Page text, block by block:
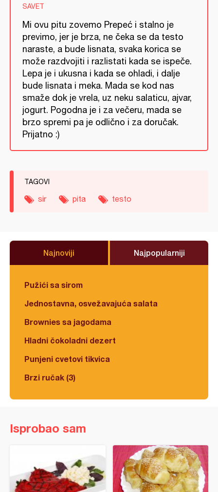
SAVET
Mi ovu pitu zovemo Prepeć i stalno je
previmo, jer je brza, ne čeka se da testo
naraste, a bude lisnata, svaka korica se
može razdvojiti i razlistati kada se ispeče.
Lepa je i ukusna i kada se ohladi, i dalje
bude lisnata i meka. Mada se kod nas
smaže dok je vrela, uz neku salaticu, ajvar,
jogurt. Pogodna je i za večeru, mada se
brzo spremi pa je odlično i za doručak.
Prijatno :)
TAGOVI
sir pita testo
Najnoviji Najpopularniji
Pužići sa sirom
Jednostavna, osvežavajuća salata
Brownies sa jagodama
Hladni čokoladni dezert
Punjeni cvetovi tikvica
Brzi ručak (3)
Isprobao sam